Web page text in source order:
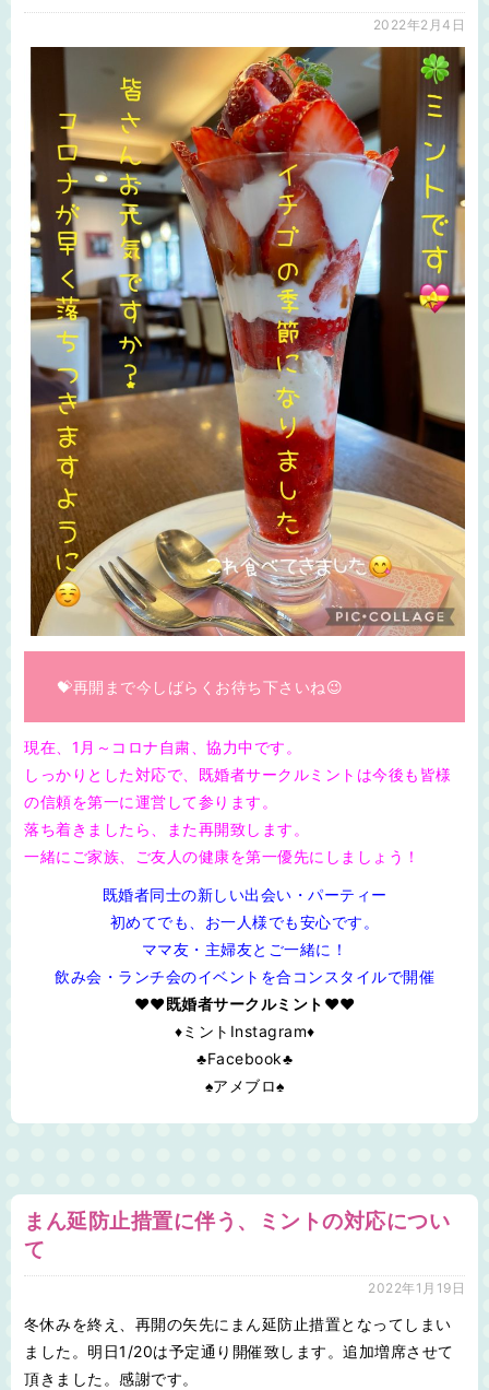
2022年2月4日
💝再開まで今しばらくお待ち下さいね😉
現在、1月～コロナ自粛、協力中です。
しっかりとした対応で、既婚者サークルミントは今後も皆様
の信頼を第一に運営して参ります。
落ち着きましたら、また再開致します。
一緒にご家族、ご友人の健康を第一優先にしましょう！
既婚者同士の新しい出会い・パーティー
初めてでも、お一人様でも安心です。
ママ友・主婦友とご一緒に！
飲み会・ランチ会のイベントを合コンスタイルで開催
♥❤既婚者サークルミント❤♥
♦ミントInstagram♦
♣Facebook♣
♠アメブロ♠
まん延防止措置に伴う、ミントの対応につい
て
2022年1月19日
冬休みを終え、再開の矢先にまん延防止措置となってしまい
ました。明日1/20は予定通り開催致します。追加増席させて
頂きました。感謝です。